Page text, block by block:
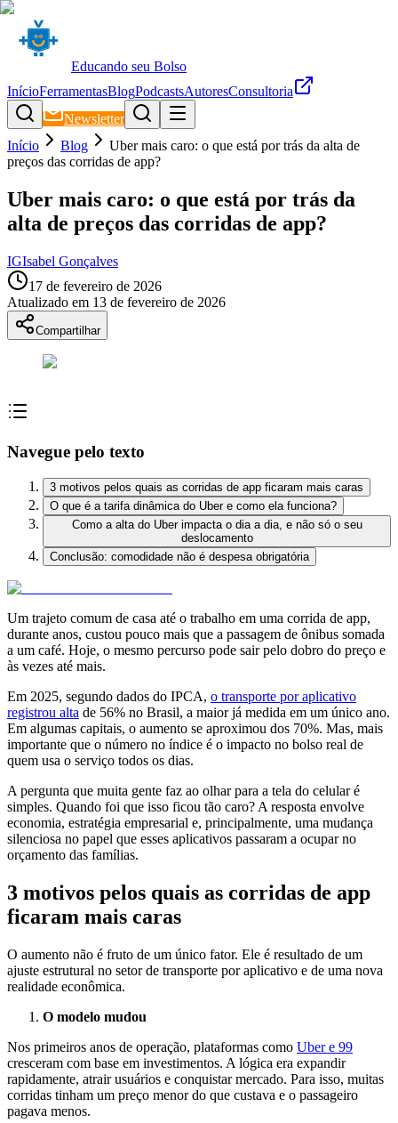
Educando seu Bolso
InícioFerramentasBlogPodcastsAutoresConsultoria
Newsletter
Início
Blog
Uber mais caro: o que está por trás da alta de
preços das corridas de app?
Uber mais caro: o que está por trás da
alta de preços das corridas de app?
IGIsabel Gonçalves
17 de fevereiro de 2026
Atualizado em 13 de fevereiro de 2026
Compartilhar
Navegue pelo texto
3 motivos pelos quais as corridas de app ficaram mais caras
O que é a tarifa dinâmica do Uber e como ela funciona?
Como a alta do Uber impacta o dia a dia, e não só o seu
deslocamento
Conclusão: comodidade não é despesa obrigatória
Um trajeto comum de casa até o trabalho em uma corrida de app,
durante anos, custou pouco mais que a passagem de ônibus somada
a um café. Hoje, o mesmo percurso pode sair pelo dobro do preço e
às vezes até mais.
Em 2025, segundo dados do IPCA, o transporte por aplicativo
registrou alta de 56% no Brasil, a maior já medida em um único ano.
Em algumas capitais, o aumento se aproximou dos 70%. Mas, mais
importante que o número no índice é o impacto no bolso real de
quem usa o serviço todos os dias.
A pergunta que muita gente faz ao olhar para a tela do celular é
simples. Quando foi que isso ficou tão caro? A resposta envolve
economia, estratégia empresarial e, principalmente, uma mudança
silenciosa no papel que esses aplicativos passaram a ocupar no
orçamento das famílias.
3 motivos pelos quais as corridas de app
ficaram mais caras
O aumento não é fruto de um único fator. Ele é resultado de um
ajuste estrutural no setor de transporte por aplicativo e de uma nova
realidade econômica.
O modelo mudou
Nos primeiros anos de operação, plataformas como Uber e 99
cresceram com base em investimentos. A lógica era expandir
rapidamente, atrair usuários e conquistar mercado. Para isso, muitas
corridas tinham um preço menor do que custava e o passageiro
pagava menos.